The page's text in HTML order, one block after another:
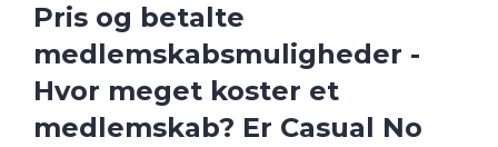
Pris og betalte
medlemskabsmuligheder -
Hvor meget koster et
medlemskab? Er Casual No